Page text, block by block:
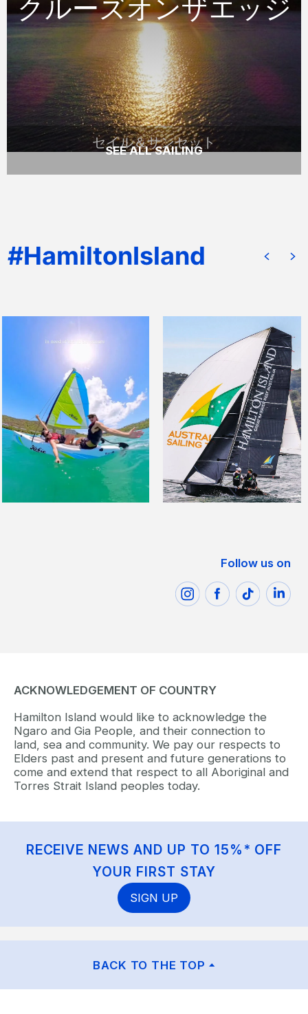
セイル＆サンセット
クルーズオンザエッジ
沈みゆく太陽を見ながらカタマランで美しい
ウィトサンデーをセイリングしましょう。
READ MORE
SEE ALL SAILING
Follow us on
ACKNOWLEDGEMENT OF COUNTRY
Hamilton Island would like to acknowledge the
Ngaro and Gia People, and their connection to
land, sea and community. We pay our respects to
Elders past and present and future generations to
come and extend that respect to all Aboriginal and
Torres Strait Island peoples today.
RECEIVE NEWS AND UP TO 15%* OFF
YOUR FIRST STAY
SIGN UP
BACK TO THE TOP